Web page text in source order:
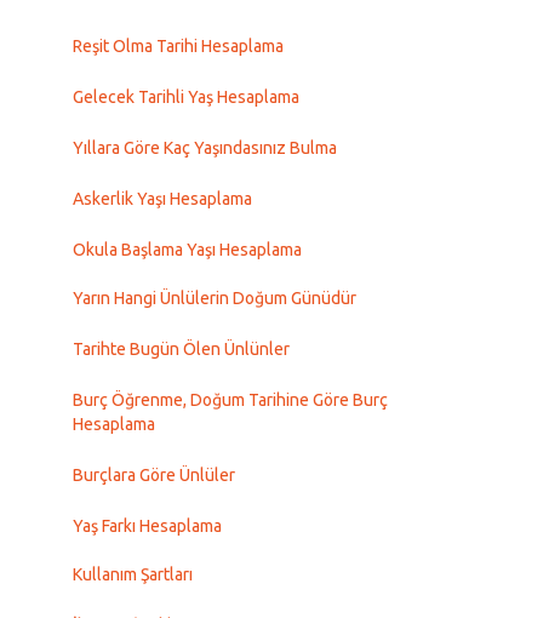
Reşit Olma Tarihi Hesaplama
Gelecek Tarihli Yaş Hesaplama
Yıllara Göre Kaç Yaşındasınız Bulma
Askerlik Yaşı Hesaplama
Okula Başlama Yaşı Hesaplama
Yarın Hangi Ünlülerin Doğum Günüdür
Tarihte Bugün Ölen Ünlünler
Burç Öğrenme, Doğum Tarihine Göre Burç
Hesaplama
Burçlara Göre Ünlüler
Yaş Farkı Hesaplama
Kullanım Şartları